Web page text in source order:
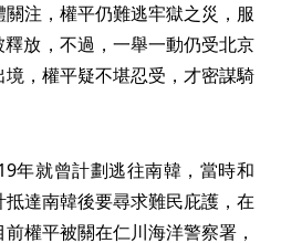
注，權平仍難逃牢獄之災，服
放，不過，一舉一動仍受北京
，權平疑不堪忍受，才密謀騎
年就曾計劃逃往南韓，當時和
達南韓後要尋求難民庇護，在
權平被關在仁川海洋警察署，